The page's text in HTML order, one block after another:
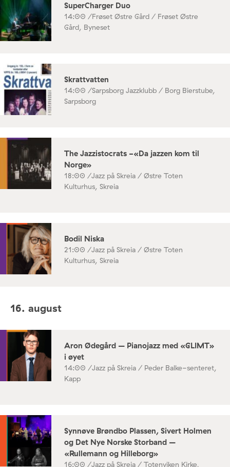
SuperCharger Duo
14:00 /Frøset Østre Gård / Frøset Østre
Gård, Byneset
Skrattvatten
14:00 /Sarpsborg Jazzklubb / Borg Bierstube,
Sarpsborg
The Jazzistocrats -«Da jazzen kom til
Norge»
18:00 /Jazz på Skreia / Østre Toten
Kulturhus, Skreia
Bodil Niska
21:00 /Jazz på Skreia / Østre Toten
Kulturhus, Skreia
16. august
Aron Ødegård – Pianojazz med «GLIMT»
i øyet
14:00 /Jazz på Skreia / Peder Balke-senteret,
Kapp
Synnøve Brøndbo Plassen, Sivert Holmen
og Det Nye Norske Storband –
«Rullemann og Hilleborg»
16:00 /Jazz på Skreia / Totenviken Kirke,